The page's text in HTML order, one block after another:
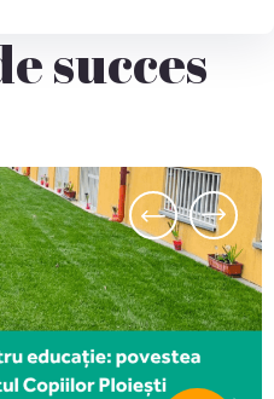
succes